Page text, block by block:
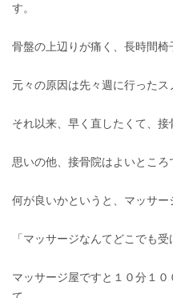
す。
骨盤の上辺りが痛く、長時間椅
元々の原因は先々週に行ったス
それ以来、早く直したくて、接
思いの他、接骨院はよいところ
何が良いかというと、マッサー
「マッサージなんてどこでも受
マッサージ屋ですと１０分１